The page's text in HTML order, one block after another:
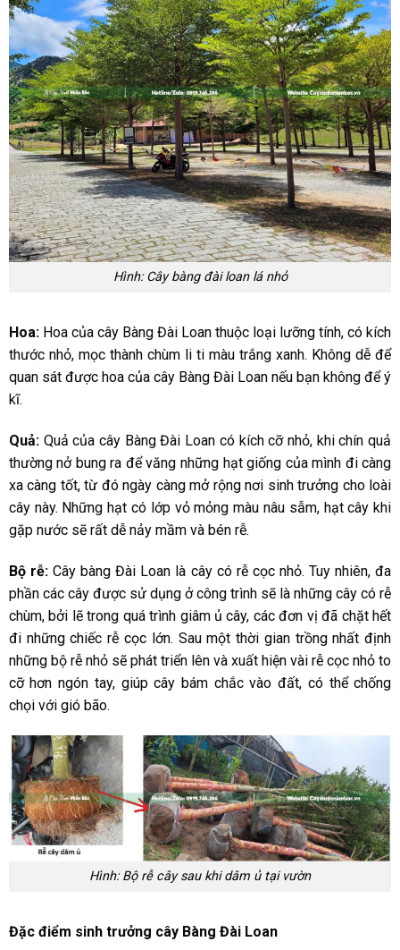
Hình: Cây bàng đài loan lá nhỏ
Hoa:Hoa của cây Bàng Đài Loan thuộc loại lưỡng tính, có kích
thước nhỏ, mọc thành chùm li ti màu trắng xanh. Không dễ để
quan sát được hoa của cây Bàng Đài Loan nếu bạn không để ý
kĩ.
Quả: Quả của cây Bàng Đài Loan có kích cỡ nhỏ, khi chín quả
thường nở bung ra để văng những hạt giống của mình đi càng
xa càng tốt, từ đó ngày càng mở rộng nơi sinh trưởng cho loài
cây này. Những hạt có lớp vỏ mỏng màu nâu sẫm, hạt cây khi
gặp nước sẽ rất dễ nảy mầm và bén rễ.
Bộ rễ:Cây bàng Đài Loan là cây có rễ cọc nhỏ. Tuy nhiên, đa
phần các cây được sử dụng ở công trình sẽ là những cây có rễ
chùm, bởi lẽ trong quá trình giâm ủ cây, các đơn vị đã chặt hết
đi những chiếc rễ cọc lớn. Sau một thời gian trồng nhất định
những bộ rễ nhỏ sẽ phát triển lên và xuất hiện vài rễ cọc nhỏ to
cỡ hơn ngón tay, giúp cây bám chắc vào đất, có thể chống
chọi với gió bão.
Hình: Bộ rễ cây sau khi dâm ủ tại vườn
Đặc điểm sinh trưởng cây Bàng Đài Loan